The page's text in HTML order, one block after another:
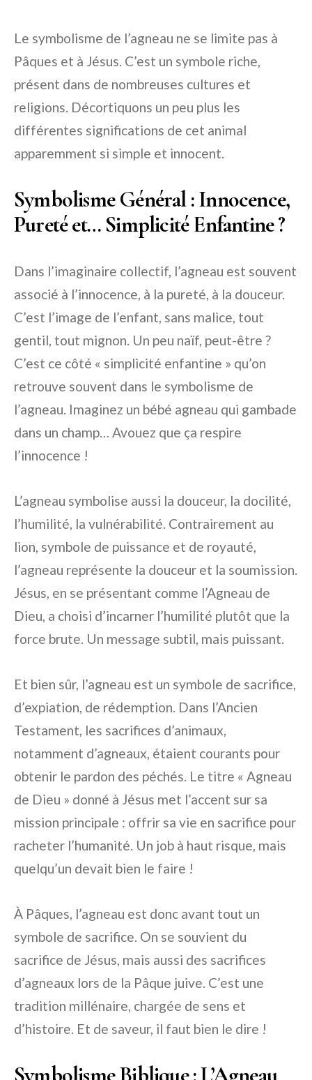
Le symbolisme de l’agneau ne se limite pas à
Pâques et à Jésus. C’est un symbole riche,
présent dans de nombreuses cultures et
religions. Décortiquons un peu plus les
différentes significations de cet animal
apparemment si simple et innocent.
Symbolisme Général : Innocence,
Pureté et… Simplicité Enfantine ?
Dans l’imaginaire collectif, l’agneau est souvent
associé à l’innocence, à la pureté, à la douceur.
C’est l’image de l’enfant, sans malice, tout
gentil, tout mignon. Un peu naïf, peut-être ?
C’est ce côté « simplicité enfantine » qu’on
retrouve souvent dans le symbolisme de
l’agneau. Imaginez un bébé agneau qui gambade
dans un champ… Avouez que ça respire
l’innocence !
L’agneau symbolise aussi la douceur, la docilité,
l’humilité, la vulnérabilité. Contrairement au
lion, symbole de puissance et de royauté,
l’agneau représente la douceur et la soumission.
Jésus, en se présentant comme l’Agneau de
Dieu, a choisi d’incarner l’humilité plutôt que la
force brute. Un message subtil, mais puissant.
Et bien sûr, l’agneau est un symbole de sacrifice,
d’expiation, de rédemption. Dans l’Ancien
Testament, les sacrifices d’animaux,
notamment d’agneaux, étaient courants pour
obtenir le pardon des péchés. Le titre « Agneau
de Dieu » donné à Jésus met l’accent sur sa
mission principale : offrir sa vie en sacrifice pour
racheter l’humanité. Un job à haut risque, mais
quelqu’un devait bien le faire !
À Pâques, l’agneau est donc avant tout un
symbole de sacrifice. On se souvient du
sacrifice de Jésus, mais aussi des sacrifices
d’agneaux lors de la Pâque juive. C’est une
tradition millénaire, chargée de sens et
d’histoire. Et de saveur, il faut bien le dire !